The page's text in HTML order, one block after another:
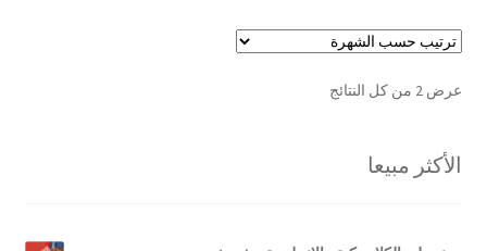
عرض ⁦2⁩ من كل النتائج
تم
الأكثر مبيعا